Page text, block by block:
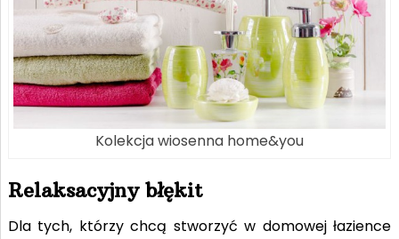
Kolekcja wiosenna home&you
Relaksacyjny błękit
Dla tych, którzy chcą stworzyć w domowej łazience